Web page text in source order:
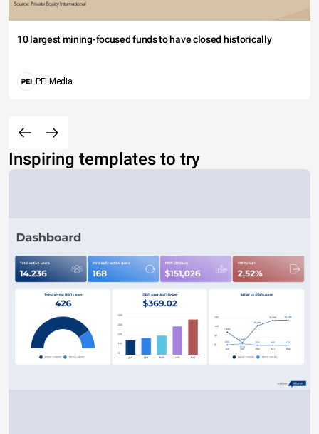
10 largest mining-focused funds to have closed historically
PEI Media
Inspiring templates to try